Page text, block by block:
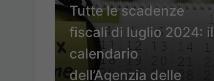
Tutte le scadenze
fiscali di luglio 2024: il
calendario
dell’Agenzia delle